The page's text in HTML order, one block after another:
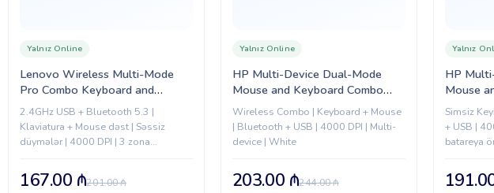
Lenovo Wireless Multi-Mode
Pro Combo Keyboard and
Mouse 6000 (4X31S04838)
Yalnız Online
2.4GHz USB + Bluetooth 5.3 |
Klaviatura + Mouse dəst | Səssiz
düymələr | 4000 DPI | 3 zona
batareya | 3...
201.00₼
167.00 ₼
HP Multi-Device Dual-Mode
Mouse and Keyboard Combo
490C RUSS (BE1M5AA)
Yalnız Online
Wireless Combo | Keyboard + Mouse
| Bluetooth + USB | 4000 DPI | Multi-
device | White
244.00₼
203.00 ₼
HP
Mouse
490C
Yalnız
Simsiz
+ USB |
batareya